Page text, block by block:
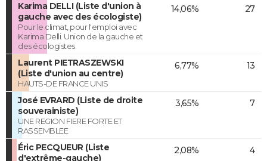
Karima DELLI (Liste d'union à
gauche avec des écologiste)
Pour le climat, pour l'emploi avec
Karima Delli. Union de la gauche et
des écologistes.
14,06% 27
Laurent PIETRASZEWSKI
(Liste d'union au centre)
HAUTS-DE FRANCE UNIS
6,77% 13
José EVRARD (Liste de droite
souverainiste)
UNE REGION FIERE FORTE ET
RASSEMBLEE
3,65% 7
Éric PECQUEUR (Liste
d'extrême-gauche)
2,08% 4